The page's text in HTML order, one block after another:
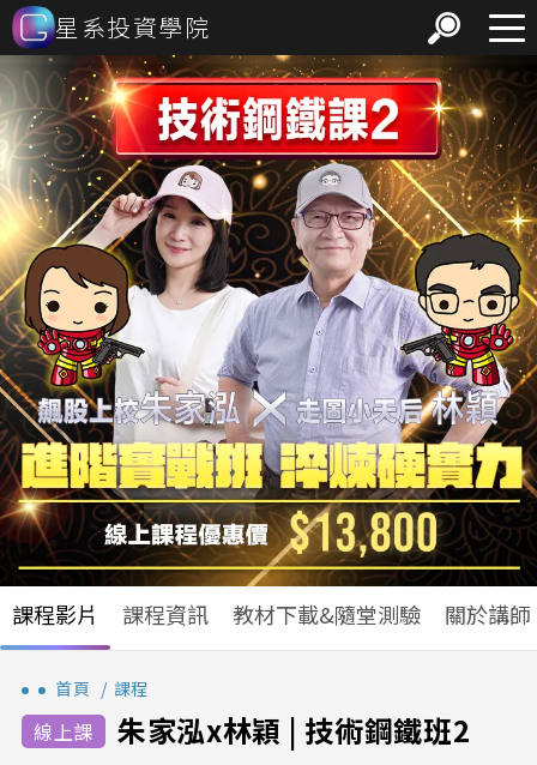
星系投資學院
課程影片 課程資訊 教材下載&隨堂測驗 關於講師
首頁 課程
朱家泓x林穎 | 技術鋼鐵班2